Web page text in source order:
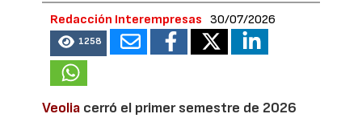
Redacción Interempresas 30/07/2026
1258
Veolia cerró el primer semestre de 2026